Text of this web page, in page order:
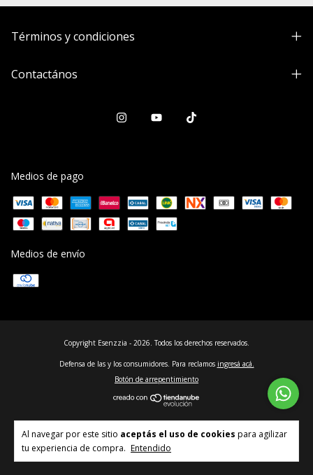
Al navegar por este sitio aceptás el uso de cookies para agilizar
tu experiencia de compra. Entendido
Términos y condiciones
Contactános
Medios de pago
Medios de envío
Copyright Esenzzia - 2026. Todos los derechos reservados.
Defensa de las y los consumidores. Para reclamos ingresá acá.
Botón de arrepentimiento